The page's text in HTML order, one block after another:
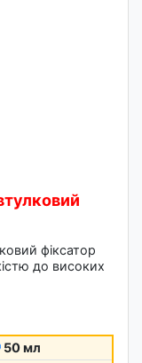
фіксатор
до високих
50 мл